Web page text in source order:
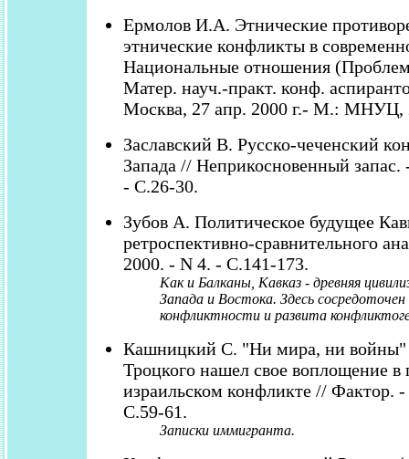
Ермолов И.А. Этнические
этнические конфликты в
Национальные отношения
Матер. науч.-практ. конф.
Москва, 27 апр. 2000 г.- М.: МНУЦ,
Заславский В. Русско-чеченский
Запада // Неприкосновенный
- С.26-30.
Зубов А. Политическое будущее
ретроспективно-сравнительного
2000. - N 4. - С.141-173.
Как и Балканы, Кавказ - древняя
Запада и Востока. Здесь
конфликтности и развита
Кашницкий С. "Ни мира, ни войны"
Троцкого нашел свое воплощение в
израильском конфликте // Фактор.
С.59-61.
Записки иммигранта.